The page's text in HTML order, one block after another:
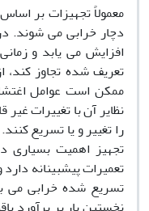
معمولاً تجهیزات بر
دچار خرابی می شوند.
افزایش می یابد و
تعریف شده تجاوز کند،
ممکن است عوامل
نظایر آن با تغییرات
را تغییر و یا تسریع
تجهیز اهمیت بسیاری
تعمیرات پیشبینانه
تسریع شده خرابی می